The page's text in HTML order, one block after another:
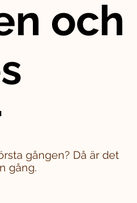
och
gången? Då är det
gång.